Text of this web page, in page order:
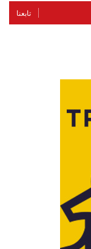
تابعنا